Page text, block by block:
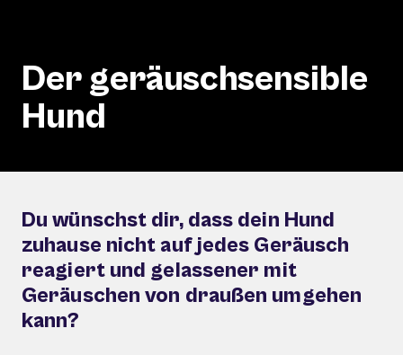
Der geräuschsensible
Hund
Du wünschst dir, dass dein Hund
zuhause nicht auf jedes Geräusch
reagiert und gelassener mit
Geräuschen von draußen umgehen
kann?